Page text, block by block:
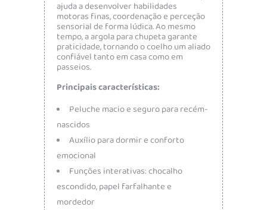
ajuda a desenvolver habilidades
motoras finas, coordenação e perceção
sensorial de forma lúdica. Ao mesmo
tempo, a argola para chupeta garante
praticidade, tornando o coelho um aliado
confiável tanto em casa como em
passeios.
Principais características:
Peluche macio e seguro para recém-
nascidos
Auxílio para dormir e conforto
emocional
Funções interativas: chocalho
escondido, papel farfalhante e
mordedor